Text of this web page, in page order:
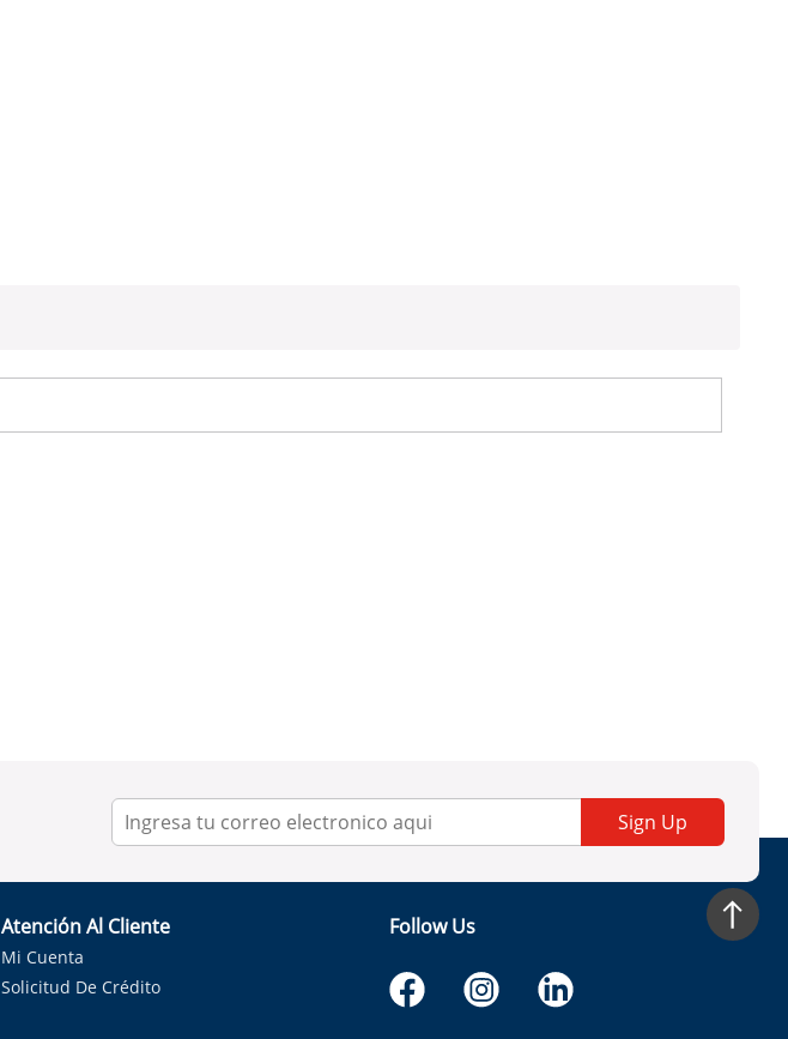
Sign Up
Atención Al Cliente
Mi Cuenta
Solicitud De Crédito
Follow Us